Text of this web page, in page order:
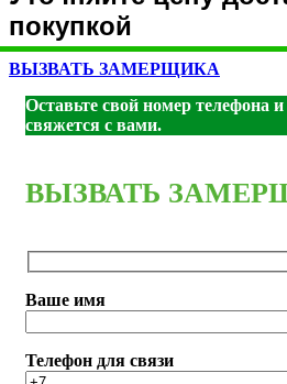
покупкой
ВЫЗВАТЬ ЗАМЕРЩИКА
Оставьте свой номер телефона
свяжется с вами.
ВЫЗВАТЬ
Ваше имя
Телефон для связи